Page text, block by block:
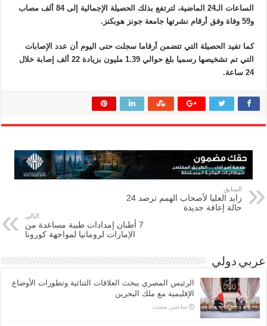
الساعات الـ24 الماضية، لترتفع بذلك الحصيلة الإجمالية إلى 84 ألف مصاب
و59 وفاة وفق أرقام نشرتها جامعة جونز هوبكنز.
كما تفيد الحصيلة التي تتضمن أرقاما سجلت حتى اليوم أن عدد الإصابات
التي تم تشخيصها رسميا بلغ حوالي 1.39 مليون بزيادة 22 ألف إصابة خلال
24 ساعة.
السابق
زايد العليا لأصحاب الهمم ترصد 24
حالة إعاقة جديدة
التالي
7 أطنان إمدادات طبية مساعدة من
الإمارات لرومانيا لمواجهة كورونا
عربي دولي
الرئيس المصري يبحث العلاقات الثنائية وتطورات الأوضاع
الإقليمية مع ملك البحرين
‏ساعتين مضت